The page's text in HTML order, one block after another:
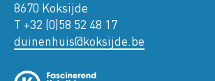
8670 Koksijde
T +32 (0)58 52 48 17
duinenhuis@koksijde.be